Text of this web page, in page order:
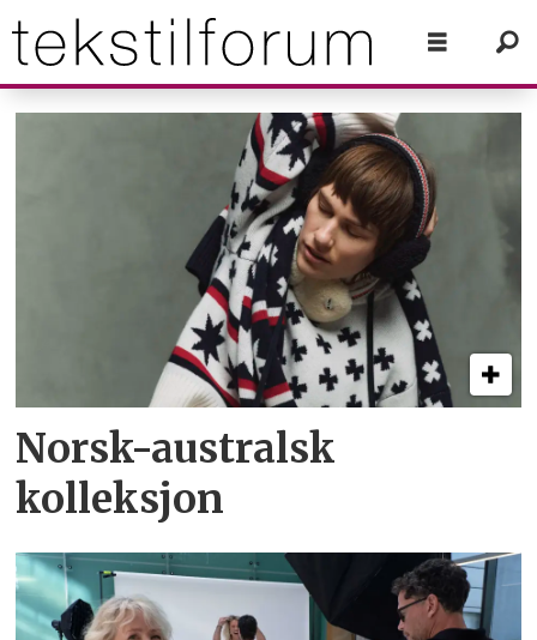
Norsk-australsk
kolleksjon